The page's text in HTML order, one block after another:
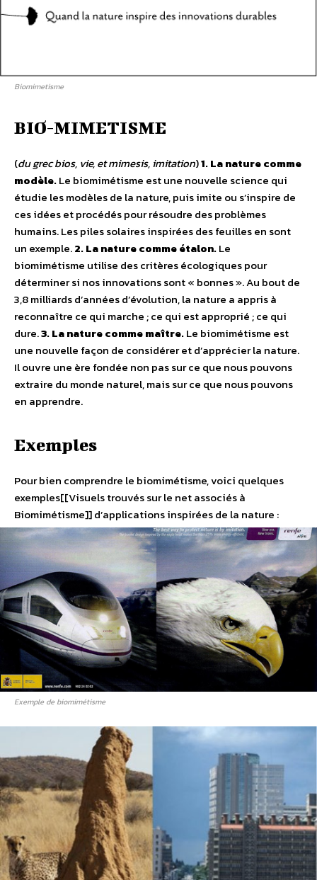
Biomimetisme
BIO-MIMETISME
(du grec bios, vie, et mimesis, imitation)1. La nature comme
modèle.Le biomimétisme est une nouvelle science qui
étudie les modèles de la nature, puis imite ou s’inspire de
ces idées et procédés pour résoudre des problèmes
humains. Les piles solaires inspirées des feuilles en sont
un exemple.2. La nature comme étalon.Le
biomimétisme utilise des critères écologiques pour
déterminer si nos innovations sont « bonnes ». Au bout de
3,8 milliards d’années d’évolution, la nature a appris à
reconnaître ce qui marche ; ce qui est approprié ; ce qui
dure.3. La nature comme maître.Le biomimétisme est
une nouvelle façon de considérer et d’apprécier la nature.
Il ouvre une ère fondée non pas sur ce que nous pouvons
extraire du monde naturel, mais sur ce que nous pouvons
en apprendre.
Exemples
Pour bien comprendre le biomimétisme, voici quelques
exemples[[Visuels trouvés sur le net associés à
Biomimétisme]] d’applications inspirées de la nature :
Exemple de biomimétisme